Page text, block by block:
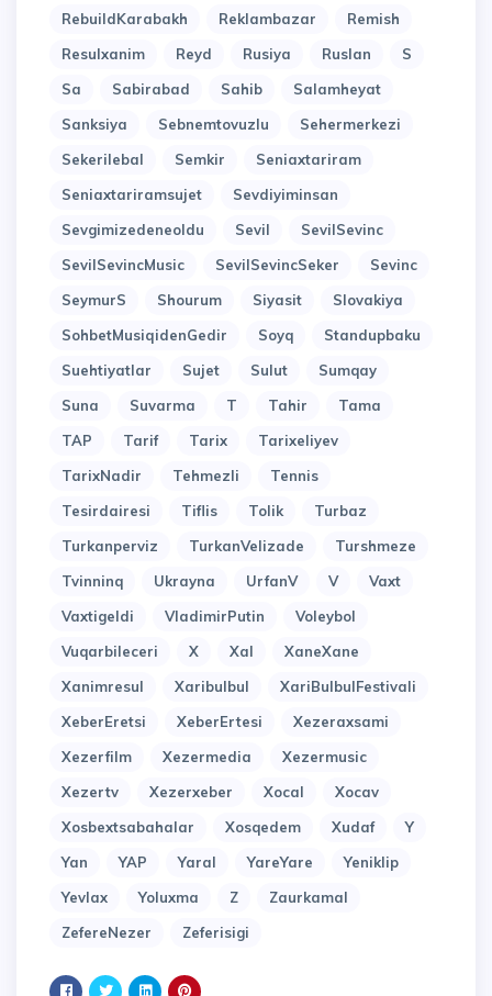
RebuildKarabakh
Reklambazar
Remish
Resulxanim
Reyd Rusiya Ruslan
S
Sa
Sabirabad Sahib
Salamheyat
Sanksiya
Sebnemtovuzlu
Sehermerkezi
Sekerilebal
Semkir
Seniaxtariram
Seniaxtariramsujet
Sevdiyiminsan
Sevgimizedeneoldu
Sevil
SevilSevinc
SevilSevincMusic
SevilSevincSeker
Sevinc
SeymurS
Shourum Siyasit
Slovakiya
SohbetMusiqidenGedir
Soyq
Standupbaku
Suehtiyatlar
Sujet Sulut
Sumqay
Suna
Suvarma T Tahir
Tama
TAP
Tarif Tarix
Tarixeliyev
TarixNadir
Tehmezli
Tennis
Tesirdairesi
Tiflis Tolik
Turbaz
Turkanperviz
TurkanVelizade
Turshmeze
Tvinninq
Ukrayna UrfanV V
Vaxt
Vaxtigeldi
VladimirPutin
Voleybol
Vuqarbileceri
X Xal
XaneXane
Xanimresul
Xaribulbul
XariBulbulFestivali
XeberEretsi
XeberErtesi
Xezeraxsami
Xezerfilm
Xezermedia
Xezermusic
Xezertv
Xezerxeber Xocal
Xocav
Xosbextsabahalar
Xosqedem Xudaf
Y
Yan
YAP Yaral YareYare
Yeniklip
Yevlax
Yoluxma Z
Zaurkamal
ZefereNezer
Zeferisigi